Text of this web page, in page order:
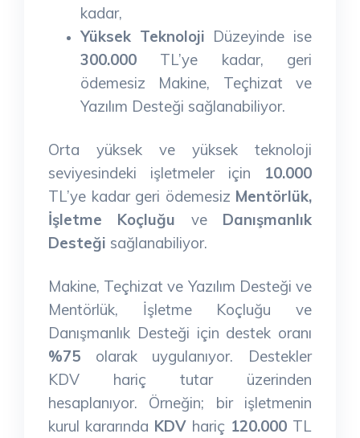
kadar,
Yüksek Teknoloji Düzeyinde ise
300.000 TL’ye kadar, geri
ödemesiz Makine, Teçhizat ve
Yazılım Desteği sağlanabiliyor.
Orta yüksek ve yüksek teknoloji
seviyesindeki işletmeler için 10.000
TL’ye kadar geri ödemesiz Mentörlük,
İşletme Koçluğu ve Danışmanlık
Desteği sağlanabiliyor.
Makine, Teçhizat ve Yazılım Desteği ve
Mentörlük, İşletme Koçluğu ve
Danışmanlık Desteği için destek oranı
%75 olarak uygulanıyor. Destekler
KDV hariç tutar üzerinden
hesaplanıyor. Örneğin; bir işletmenin
kurul kararında KDVhariç 120.000TL